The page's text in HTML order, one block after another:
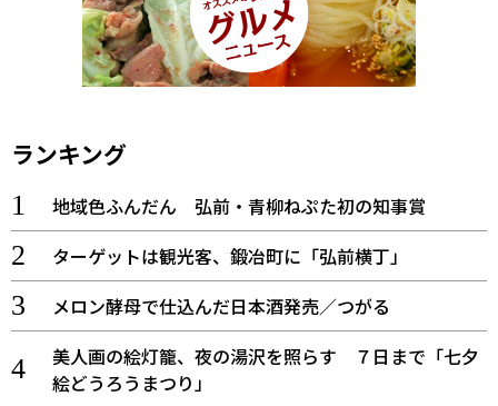
ランキング
地域色ふんだん 弘前・青柳ねぷた初の知事賞
ターゲットは観光客、鍛冶町に「弘前横丁」
メロン酵母で仕込んだ日本酒発売／つがる
美人画の絵灯籠、夜の湯沢を照らす ７日まで「七夕
絵どうろうまつり」